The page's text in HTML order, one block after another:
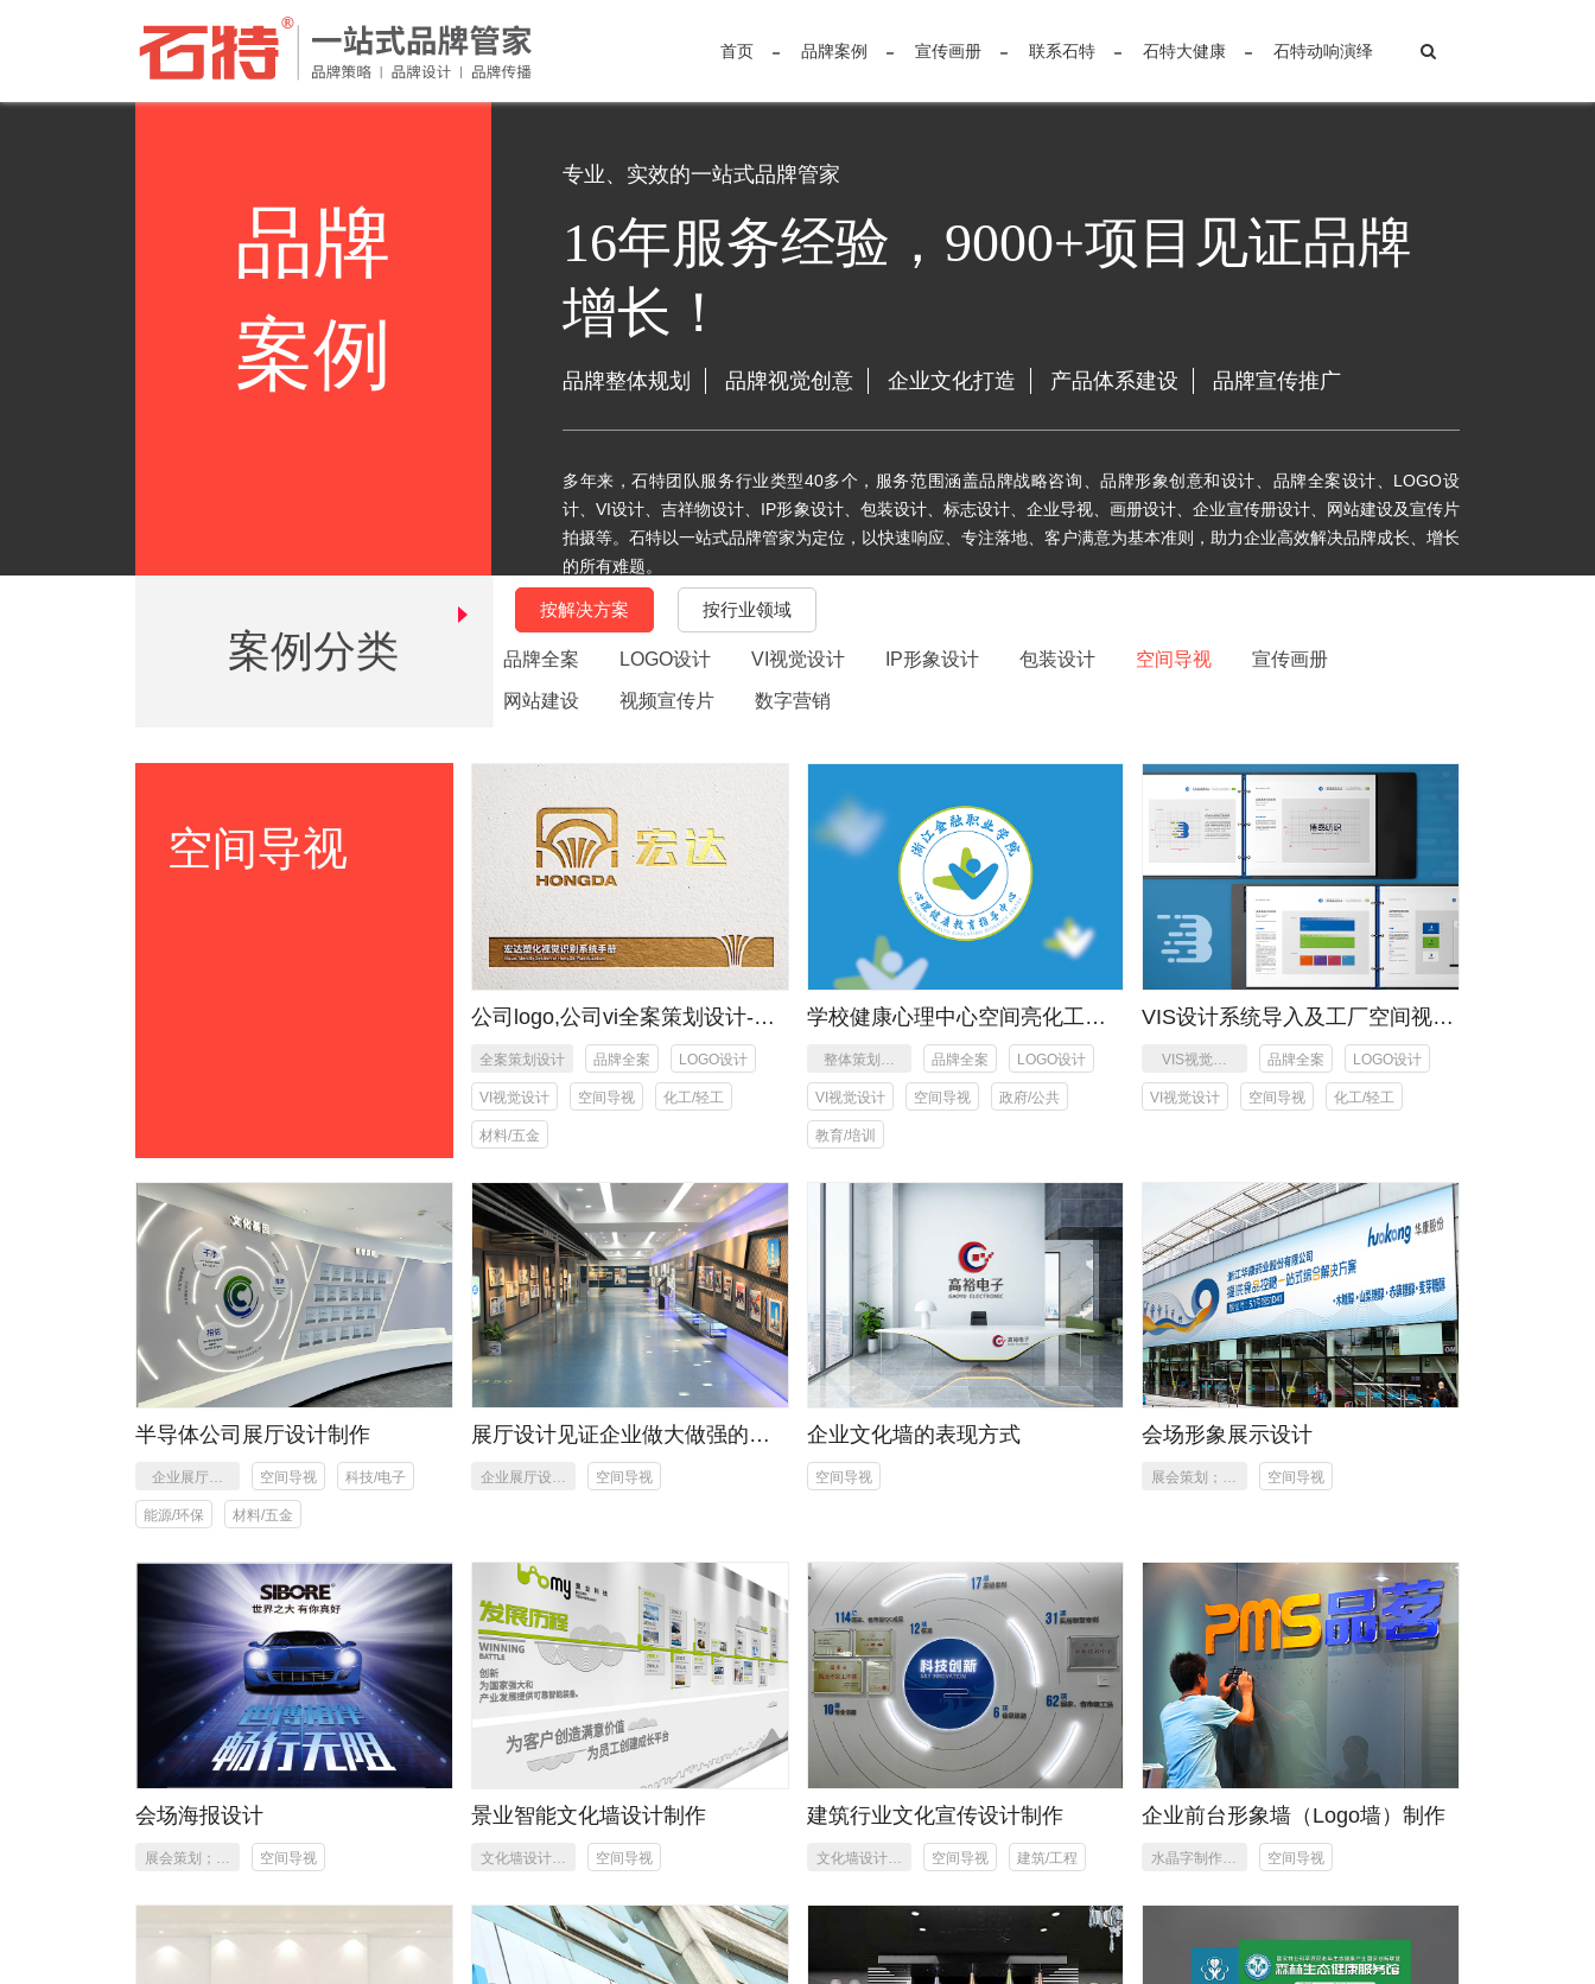
首页 品牌案例 宣传画册 联系石特 石特大健康 石特动响演绎
品牌
案例
专业、实效的一站式品牌管家
16年服务经验，9000+项目见证品牌
增长！
品牌整体规划 品牌视觉创意 企业文化打造 产品体系建设 品牌宣传推广
多年来，石特团队服务行业类型40多个，服务范围涵盖品牌战略咨询、品牌形象创意和设计、品牌全案设计、LOGO设
计、VI设计、吉祥物设计、IP形象设计、包装设计、标志设计、企业导视、画册设计、企业宣传册设计、网站建设及宣传片
拍摄等。石特以一站式品牌管家为定位，以快速响应、专注落地、客户满意为基本准则，助力企业高效解决品牌成长、增长
的所有难题。
案例分类
按解决方案 按行业领域
品牌全案 LOGO设计 VI视觉设计 IP形象设计 包装设计 空间导视 宣传画册
网站建设 视频宣传片 数字营销
空间导视
公司logo,公司vi全案策划设计-宏
达塑化
全案策划设计 品牌全案 LOGO设计
VI视觉设计 空间导视 化工/轻工
材料/五金
学校健康心理中心空间亮化工程
整体策划，
LOGO形象设
计，环境空间
设计，制作安
品牌全案 LOGO设计
VI视觉设计 空间导视 政府/公共
教育/培训
VIS设计系统导入及工厂空间视觉
VIS视觉系
统，空间视
觉，车间目视
品牌全案 LOGO设计
VI视觉设计 空间导视 化工/轻工
半导体公司展厅设计制作
企业展厅设
计，展厅施
空间导视 科技/电子
能源/环保 材料/五金
展厅设计见证企业做大做强的创
业史
企业展厅设计
空间导视
企业文化墙的表现方式
空间导视
会场形象展示设计
展会策划；主
宝、形象设计
空间导视
会场海报设计
展会策划；主
宝、形象设计
空间导视
景业智能文化墙设计制作
文化墙设计制
空间导视
建筑行业文化宣传设计制作
文化墙设计制
空间导视 建筑/工程
企业前台形象墙（Logo墙）制作
水晶字制作、
空间导视